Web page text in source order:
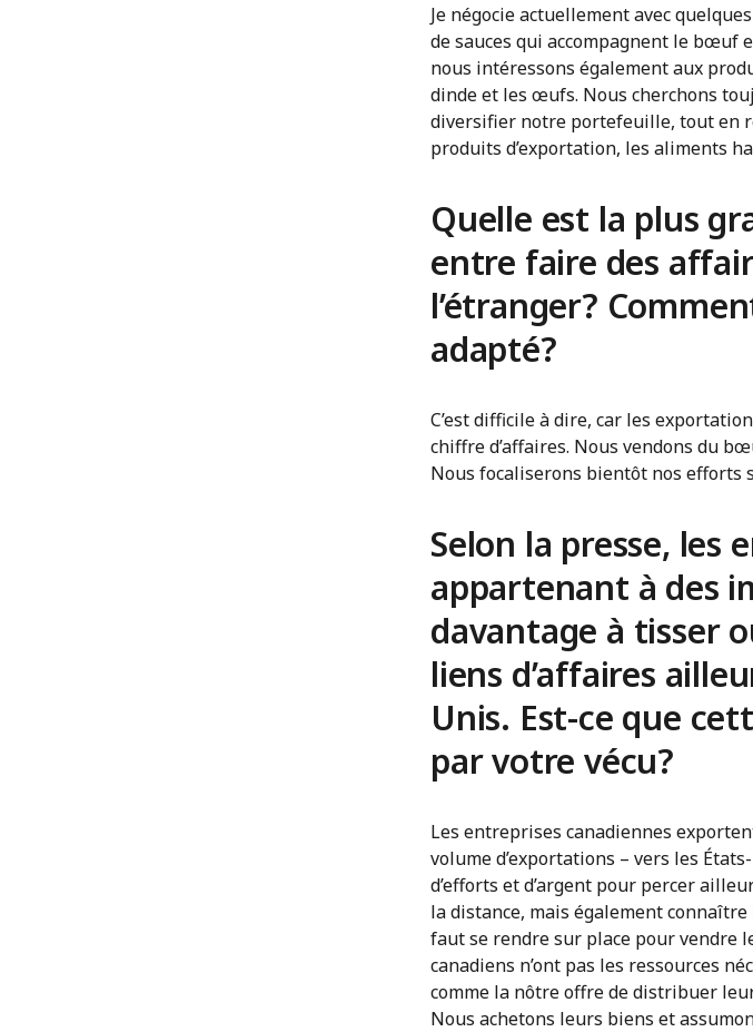
Je négocie actuellement avec
de sauces qui accompagnent le bœuf
nous intéressons également aux
dinde et les œufs. Nous cherchons
diversifier notre portefeuille, tout en
produits d’exportation, les aliments
Quelle est la plus
entre faire des
l’étranger?
adapté?
C’est difficile à dire, car les
chiffre d’affaires. Nous vendons du
Nous focaliserons bientôt nos efforts
Selon la presse, les
appartenant à des
davantage à tisser
liens d’affaires
Unis. Est-ce que
par votre vécu?
Les entreprises canadiennes
volume d’exportations – vers les
d’efforts et d’argent pour percer
la distance, mais également
faut se rendre sur place pour vendre
canadiens n’ont pas les ressources
comme la nôtre offre de distribuer
Nous achetons leurs biens et